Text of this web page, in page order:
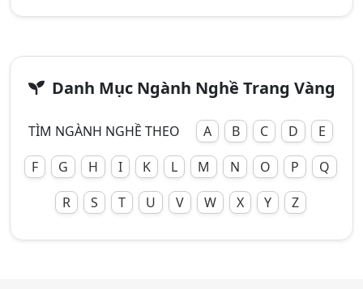
Danh Mục Ngành Nghề Trang Vàng
TÌM NGÀNH NGHỀ THEO A B C D
E
F
G H I K L M N O P
Q
R
S T U V W X Y Z